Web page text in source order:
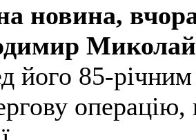
новина,
його 85-
операцію,